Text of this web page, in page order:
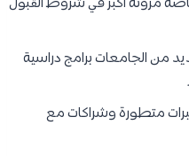
مرونة أكبر في شروط القبول
من الجامعات برامج دراسية
متطورة وشراكات مع